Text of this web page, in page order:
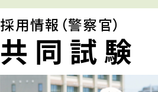
採用情報（警察官）
共同試験